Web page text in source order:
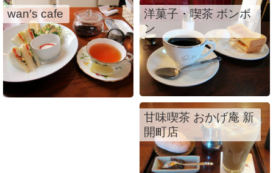
wan′s cafe
洋菓子・喫茶 ボンボ
ン
甘味喫茶 おかげ庵 新
開町店